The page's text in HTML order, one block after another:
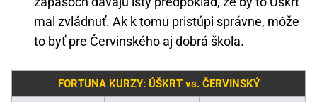
mal zvládnuť. Ak k tomu pristúpi správne, môže
to byť pre Červinského aj dobrá škola.
FORTUNA KURZY: ÚŠKRT vs. ČERVINSKÝ